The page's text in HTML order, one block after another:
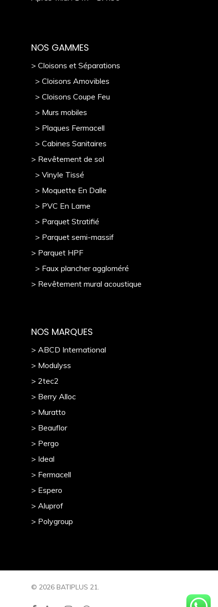
NOS GAMMES
> Cloisons et Séparations
> Cloisons Amovibles
> Cloisons Coupe Feu
> Murs mobiles
> Plaques Fermacell
> Cabines Sanitaires
> Revêtement de sol
> Vinyle Tissé
> Moquette En Dalle
> PVC En Lame
> Parquet Stratifié
> Parquet semi-massif
> Parquet HPF
> Faux plancher aggloméré
> Revêtement mural acoustique
NOS MARQUES
> ABCD International
> Modulyss
> 2tec2
> Berry Alloc
> Muratto
> Beauflor
> Pergo
> Ideal
> Fermacell
> Espero
> Aluprof
> Polygroup
© 2026 BATIPLUS 21.